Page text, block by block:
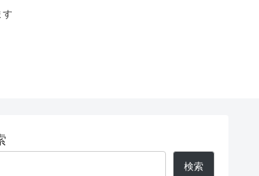
す
検索